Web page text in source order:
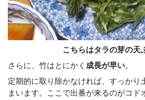
こちらはタラの芽の天
さらに、竹はとにかく 成長が早い。
定期的に取り除かなければ、すっかり
まいます。ここで出番が来るのがコド